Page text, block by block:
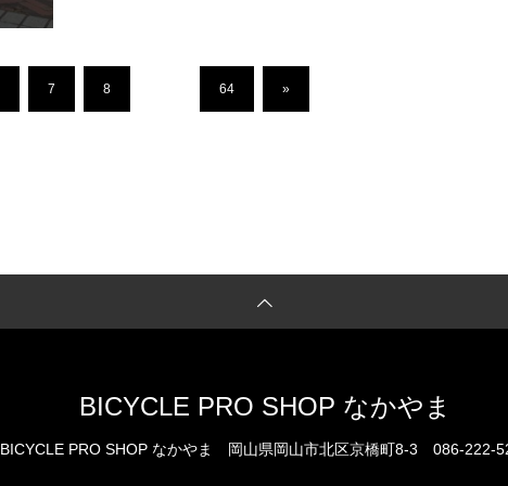
7 8 64 »
BICYCLE PRO SHOP なかやま
BICYCLE PRO SHOP なかやま 岡山県岡山市北区京橋町8-3 086-222-